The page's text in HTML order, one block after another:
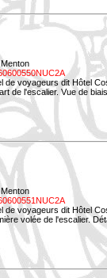
de voyageurs dit Hôtel
de l'escalier. Vue de
de voyageurs dit Hôtel
volée de l'escalier.